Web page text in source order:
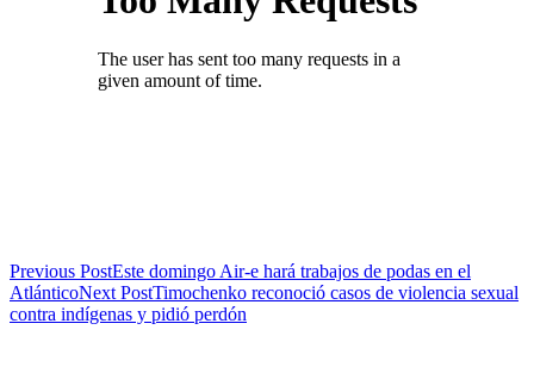
Previous PostEste domingo Air-e hará trabajos de podas en el
AtlánticoNext PostTimochenko reconoció casos de violencia sexual
contra indígenas y pidió perdón